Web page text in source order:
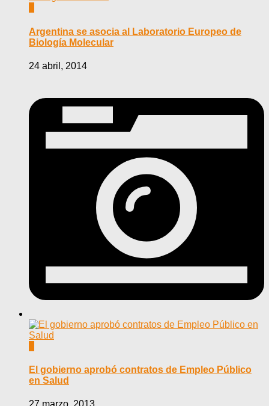
Argentina se asocia al Laboratorio Europeo de
Biología Molecular
24 abril, 2014
El gobierno aprobó contratos de Empleo Público
en Salud